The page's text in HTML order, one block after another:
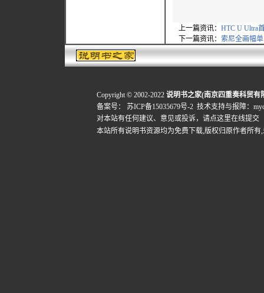
上一篇资讯： HTC U Ultra
下一篇资讯： 索尼全画幅
Copyright © 2002-2022 说明书之家(南京四重奏科贸有
备案号：
苏ICP备15035679号-2 技术支持与报障：
对本站有任何建议、意见或投诉， 请点这里在线提交
本站所有说明书资源均为免费下载,版权归原作者所